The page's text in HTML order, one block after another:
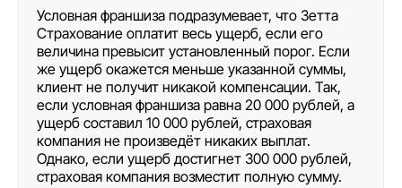
Условная франшиза подразумевает, что Зетта
Страхование оплатит весь ущерб, если его
величина превысит установленный порог. Если
же ущерб окажется меньше указанной суммы,
клиент не получит никакой компенсации. Так,
если условная франшиза равна 20 000 рублей, а
ущерб составил 10 000 рублей, страховая
компания не произведёт никаких выплат.
Однако, если ущерб достигнет 300 000 рублей,
страховая компания возместит полную сумму.